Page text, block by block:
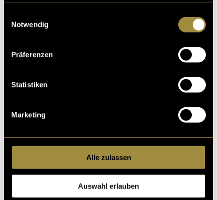
Notwendig
Präferenzen
Statistiken
Marketing
Alle zulassen
Auswahl erlauben